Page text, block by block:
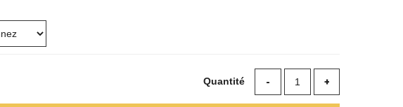
Quantité